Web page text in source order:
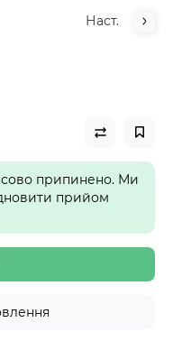
Наст.
припинено. Ми
прийом